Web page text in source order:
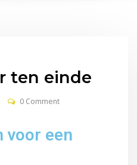
ten einde
0 Comment
voor een